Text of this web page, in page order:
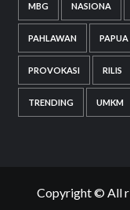
MBG NASIONA
PAHLAWAN PAPUA
PROVOKASI RILIS
TRENDING UMKM
Copyright © All